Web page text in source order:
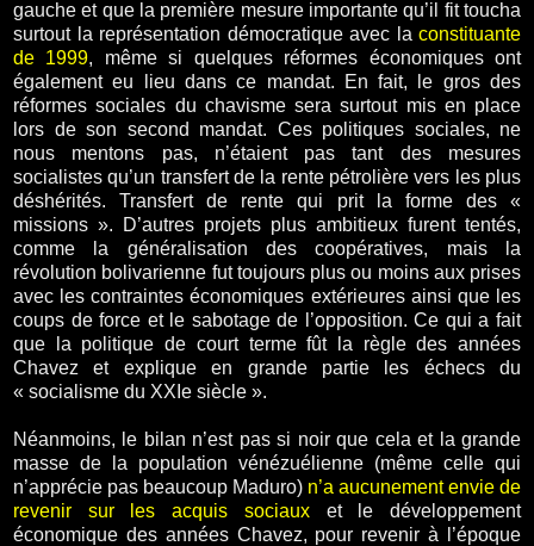
gauche et que la première mesure importante qu’il fit toucha
surtout la représentation démocratique avec la constituante
de 1999, même si quelques réformes économiques ont
également eu lieu dans ce mandat. En fait, le gros des
réformes sociales du chavisme sera surtout mis en place
lors de son second mandat. Ces politiques sociales, ne
nous mentons pas, n’étaient pas tant des mesures
socialistes qu’un transfert de la rente pétrolière vers les plus
déshérités. Transfert de rente qui prit la forme des «
missions ». D’autres projets plus ambitieux furent tentés,
comme la généralisation des coopératives, mais la
révolution bolivarienne fut toujours plus ou moins aux prises
avec les contraintes économiques extérieures ainsi que les
coups de force et le sabotage de l’opposition. Ce qui a fait
que la politique de court terme fût la règle des années
Chavez et explique en grande partie les échecs du
« socialisme du XXIe siècle ».
Néanmoins, le bilan n’est pas si noir que cela et la grande
masse de la population vénézuélienne (même celle qui
n’apprécie pas beaucoup Maduro) n’a aucunement envie de
revenir sur les acquis sociauxet le développement
économique des années Chavez, pour revenir à l’époque